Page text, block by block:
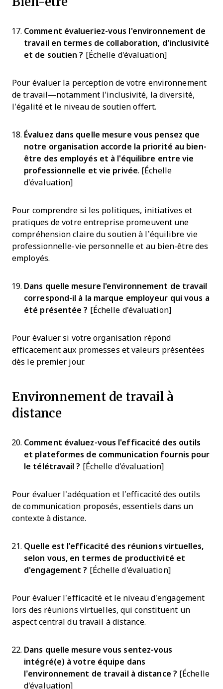
Comment évalueriez-vous l'environnement de
travail en termes de collaboration, d'inclusivité
et de soutien ? [Échelle d'évaluation]
Pour évaluer la perception de votre environnement
de travail—notamment l'inclusivité, la diversité,
l’égalité et le niveau de soutien offert.
Évaluez dans quelle mesure vous pensez que
notre organisation accorde la priorité au bien-
être des employés et à l'équilibre entre vie
professionnelle et vie privée. [Échelle
d'évaluation]
Pour comprendre si les politiques, initiatives et
pratiques de votre entreprise promeuvent une
compréhension claire du soutien à l’équilibre vie
professionnelle-vie personnelle et au bien-être des
employés.
Dans quelle mesure l'environnement de travail
correspond-il à la marque employeur qui vous a
été présentée ? [Échelle d'évaluation]
Pour évaluer si votre organisation répond
efficacement aux promesses et valeurs présentées
dès le premier jour.
Environnement de travail à
distance
Comment évaluez-vous l'efficacité des outils
et plateformes de communication fournis pour
le télétravail ? [Échelle d'évaluation]
Pour évaluer l’adéquation et l’efficacité des outils
de communication proposés, essentiels dans un
contexte à distance.
Quelle est l'efficacité des réunions virtuelles,
selon vous, en termes de productivité et
d'engagement ? [Échelle d'évaluation]
Pour évaluer l’efficacité et le niveau d’engagement
lors des réunions virtuelles, qui constituent un
aspect central du travail à distance.
Dans quelle mesure vous sentez-vous
intégré(e) à votre équipe dans
l’environnement de travail à distance ? [Échelle
d'évaluation]